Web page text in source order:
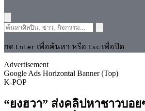
กด Enter เพื่อค้นหา หรือ Esc เพื่อปิด
Advertisement
Google Ads Horizontal Banner (Top)
K-POP
“ยงฮวา” ส่งคลิปหาชาวบอย